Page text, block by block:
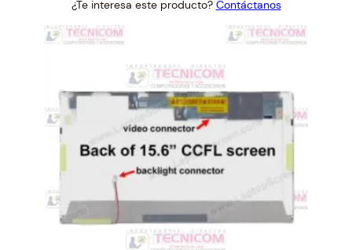
was:
is:
¿Te interesa este producto? Contáctanos